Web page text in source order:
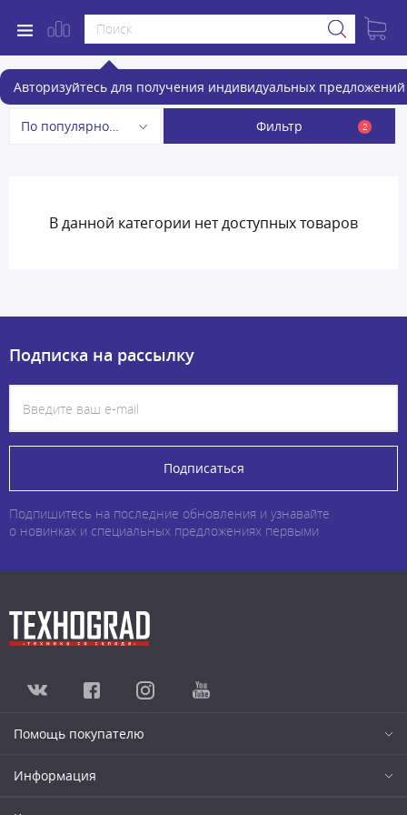
Авторизуйтесь для получения индивидуальных предложений
Вытяжки
По популярности Фильтр 2
В данной категории нет доступных товаров
Подписка на рассылку
Подписаться
Подпишитесь на последние обновления и узнавайте
о новинках и специальных предложениях первыми
Помощь покупателю
Информация